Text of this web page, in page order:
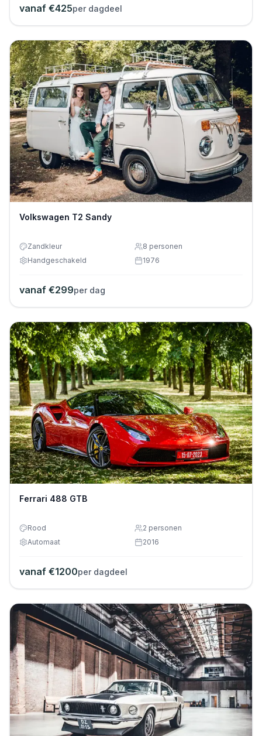
vanaf €425per dagdeel
Volkswagen T2 Sandy
Zandkleur 8 personen
Handgeschakeld
1976
vanaf €299per dag
Ferrari 488 GTB
Rood 2 personen
Automaat
2016
vanaf €1200per dagdeel